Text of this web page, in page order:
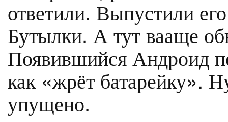
ответили. Выпустили
Бутылки. А тут вааще
Появившийся Андроид
как «жрёт батарейку».
упущено.